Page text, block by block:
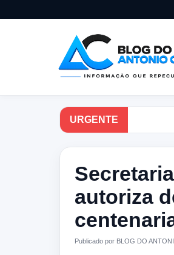
URGENTE
autoriza
Publicado por BLOG DO